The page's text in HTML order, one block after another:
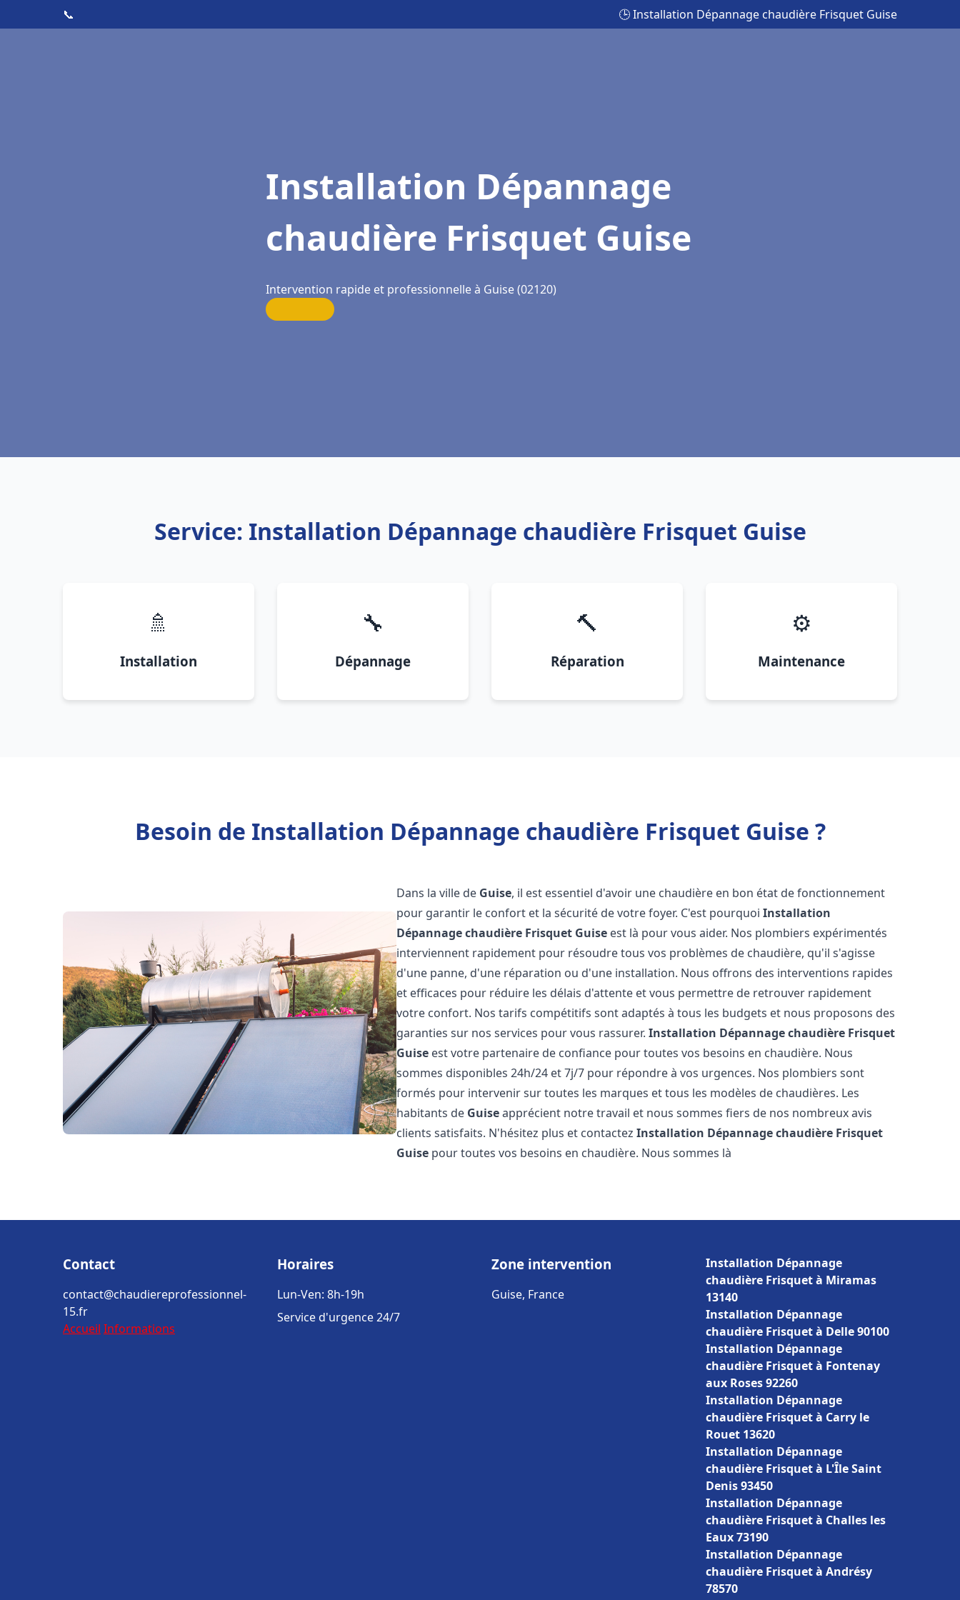
📞 🕒 Installation Dépannage chaudière Frisquet Guise
Installation Dépannage
chaudière Frisquet Guise
Intervention rapide et professionnelle à Guise (02120)
Service: Installation Dépannage chaudière Frisquet Guise
🚿
Installation
🔧
Dépannage
🔨
Réparation
⚙️
Maintenance
Besoin de Installation Dépannage chaudière Frisquet Guise ?
Dans la ville de Guise, il est essentiel d'avoir une chaudière en bon état de fonctionnement
pour garantir le confort et la sécurité de votre foyer. C'est pourquoiInstallation
Dépannage chaudière Frisquet Guise est là pour vous aider. Nos plombiers expérimentés
interviennent rapidement pour résoudre tous vos problèmes de chaudière, qu'il s'agisse
d'une panne, d'une réparation ou d'une installation. Nous offrons des interventions rapides
et efficaces pour réduire les délais d'attente et vous permettre de retrouver rapidement
votre confort. Nos tarifs compétitifs sont adaptés à tous les budgets et nous proposons des
garanties sur nos services pour vous rassurer.Installation Dépannage chaudière Frisquet
Guise est votre partenaire de confiance pour toutes vos besoins en chaudière. Nous
sommes disponibles 24h/24 et 7j/7 pour répondre à vos urgences. Nos plombiers sont
formés pour intervenir sur toutes les marques et tous les modèles de chaudières. Les
habitants de Guiseapprécient notre travail et nous sommes fiers de nos nombreux avis
clients satisfaits. N'hésitez plus et contactezInstallation Dépannage chaudière Frisquet
Guise pour toutes vos besoins en chaudière. Nous sommes là
Contact
contact@chaudiereprofessionnel-
15.fr
Accueil Informations
Horaires
Lun-Ven: 8h-19h
Service d'urgence 24/7
Zone intervention
Guise, France
Installation Dépannage
chaudière Frisquet à Miramas
13140
Installation Dépannage
chaudière Frisquet à Delle 90100
Installation Dépannage
chaudière Frisquet à Fontenay
aux Roses 92260
Installation Dépannage
chaudière Frisquet à Carry le
Rouet 13620
Installation Dépannage
chaudière Frisquet à L'Île Saint
Denis 93450
Installation Dépannage
chaudière Frisquet à Challes les
Eaux 73190
Installation Dépannage
chaudière Frisquet à Andrésy
78570